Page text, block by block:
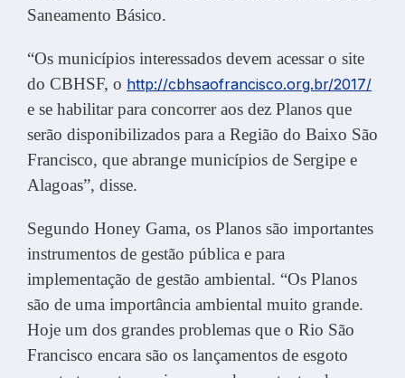
Saneamento Básico.
“Os municípios interessados devem acessar o site
do CBHSF, o http://cbhsaofrancisco.org.br/2017/
e se habilitar para concorrer aos dez Planos que
serão disponibilizados para a Região do Baixo São
Francisco, que abrange municípios de Sergipe e
Alagoas”, disse.
Segundo Honey Gama, os Planos são importantes
instrumentos de gestão pública e para
implementação de gestão ambiental. “Os Planos
são de uma importância ambiental muito grande.
Hoje um dos grandes problemas que o Rio São
Francisco encara são os lançamentos de esgoto